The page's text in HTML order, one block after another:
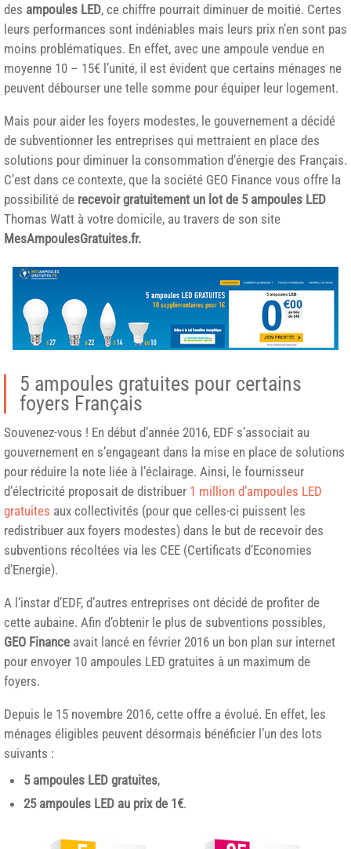
des ampoules LED, ce chiffre pourrait diminuer de moitié. Certes
leurs performances sont indéniables mais leurs prix n’en sont pas
moins problématiques. En effet, avec une ampoule vendue en
moyenne 10 – 15€ l’unité, il est évident que certains ménages ne
peuvent débourser une telle somme pour équiper leur logement.
Mais pour aider les foyers modestes, le gouvernement a décidé
de subventionner les entreprises qui mettraient en place des
solutions pour diminuer la consommation d’énergie des Français.
C’est dans ce contexte, que la société GEO Finance vous offre la
possibilité de recevoir gratuitement un lot de 5 ampoules LED
Thomas Watt à votre domicile, au travers de son site
MesAmpoulesGratuites.fr.
5 ampoules gratuites pour certains
foyers Français
Souvenez-vous ! En début d’année 2016, EDF s’associait au
gouvernement en s’engageant dans la mise en place de solutions
pour réduire la note liée à l’éclairage. Ainsi, le fournisseur
d’électricité proposait de distribuer 1 million d’ampoules LED
gratuites aux collectivités (pour que celles-ci puissent les
redistribuer aux foyers modestes) dans le but de recevoir des
subventions récoltées via les CEE (Certificats d’Economies
d’Energie).
A l’instar d’EDF, d’autres entreprises ont décidé de profiter de
cette aubaine. Afin d’obtenir le plus de subventions possibles,
GEO Finance avait lancé en février 2016 un bon plan sur internet
pour envoyer 10 ampoules LED gratuites à un maximum de
foyers.
Depuis le 15 novembre 2016, cette offre a évolué. En effet, les
ménages éligibles peuvent désormais bénéficier l’un des lots
suivants :
5 ampoules LED gratuites,
25 ampoules LED au prix de 1€.